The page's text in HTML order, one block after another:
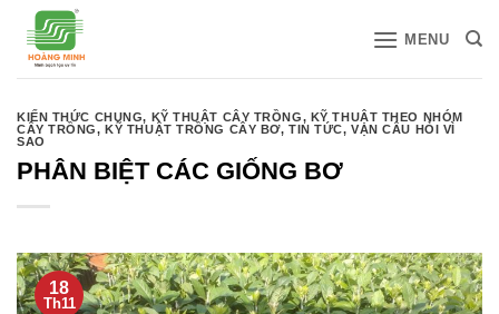
qua
MENU
KIẾN THỨC CHUNG, KỸ THUẬT CÂY TRỒNG, KỸ THUẬT THEO NHÓM
CÂY TRỒNG,KỸ THUẬT TRỒNG CÂY BƠ,TIN TỨC,VẠN CÂU HỎI VÌ
SAO
PHÂN BIỆT CÁC GIỐNG BƠ
18
Th11